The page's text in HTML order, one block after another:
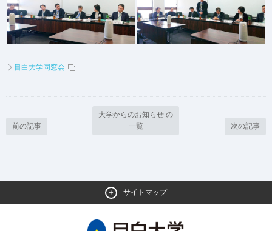
目白大学同窓会
前の記事
大学からのお知らせ の
一覧
次の記事
サイトマップ